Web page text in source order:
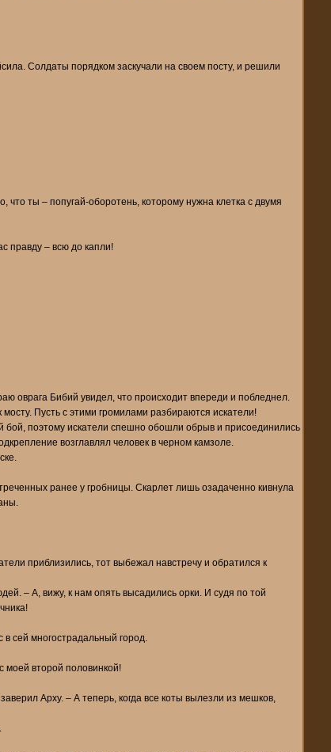
Солдаты порядком заскучали на своем посту, и решили
ты – попугай-оборотень, которому нужна клетка с двумя
правду – всю до капли!
оврага Бибий увидел, что происходит впереди и побледнел.
Пусть с этими громилами разбираются искатели!
поэтому искатели спешно обошли обрыв и присоединились
возглавлял человек в черном камзоле.
ранее у гробницы. Скарлет лишь озадаченно кивнула
приблизились, тот выбежал навстречу и обратился к
– А, вижу, к нам опять высадились орки. И судя по той
в сей многострадальный город.
моей второй половинкой!
Арху. – А теперь, когда все коты вылезли из мешков,